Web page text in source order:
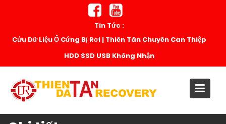
Tin Tức :
Cứu Dữ Liệu Ổ Cứng Bị Rơi | Thiên Tân Chuyên Can Thiệp
HDD SSD USB Không Nhận